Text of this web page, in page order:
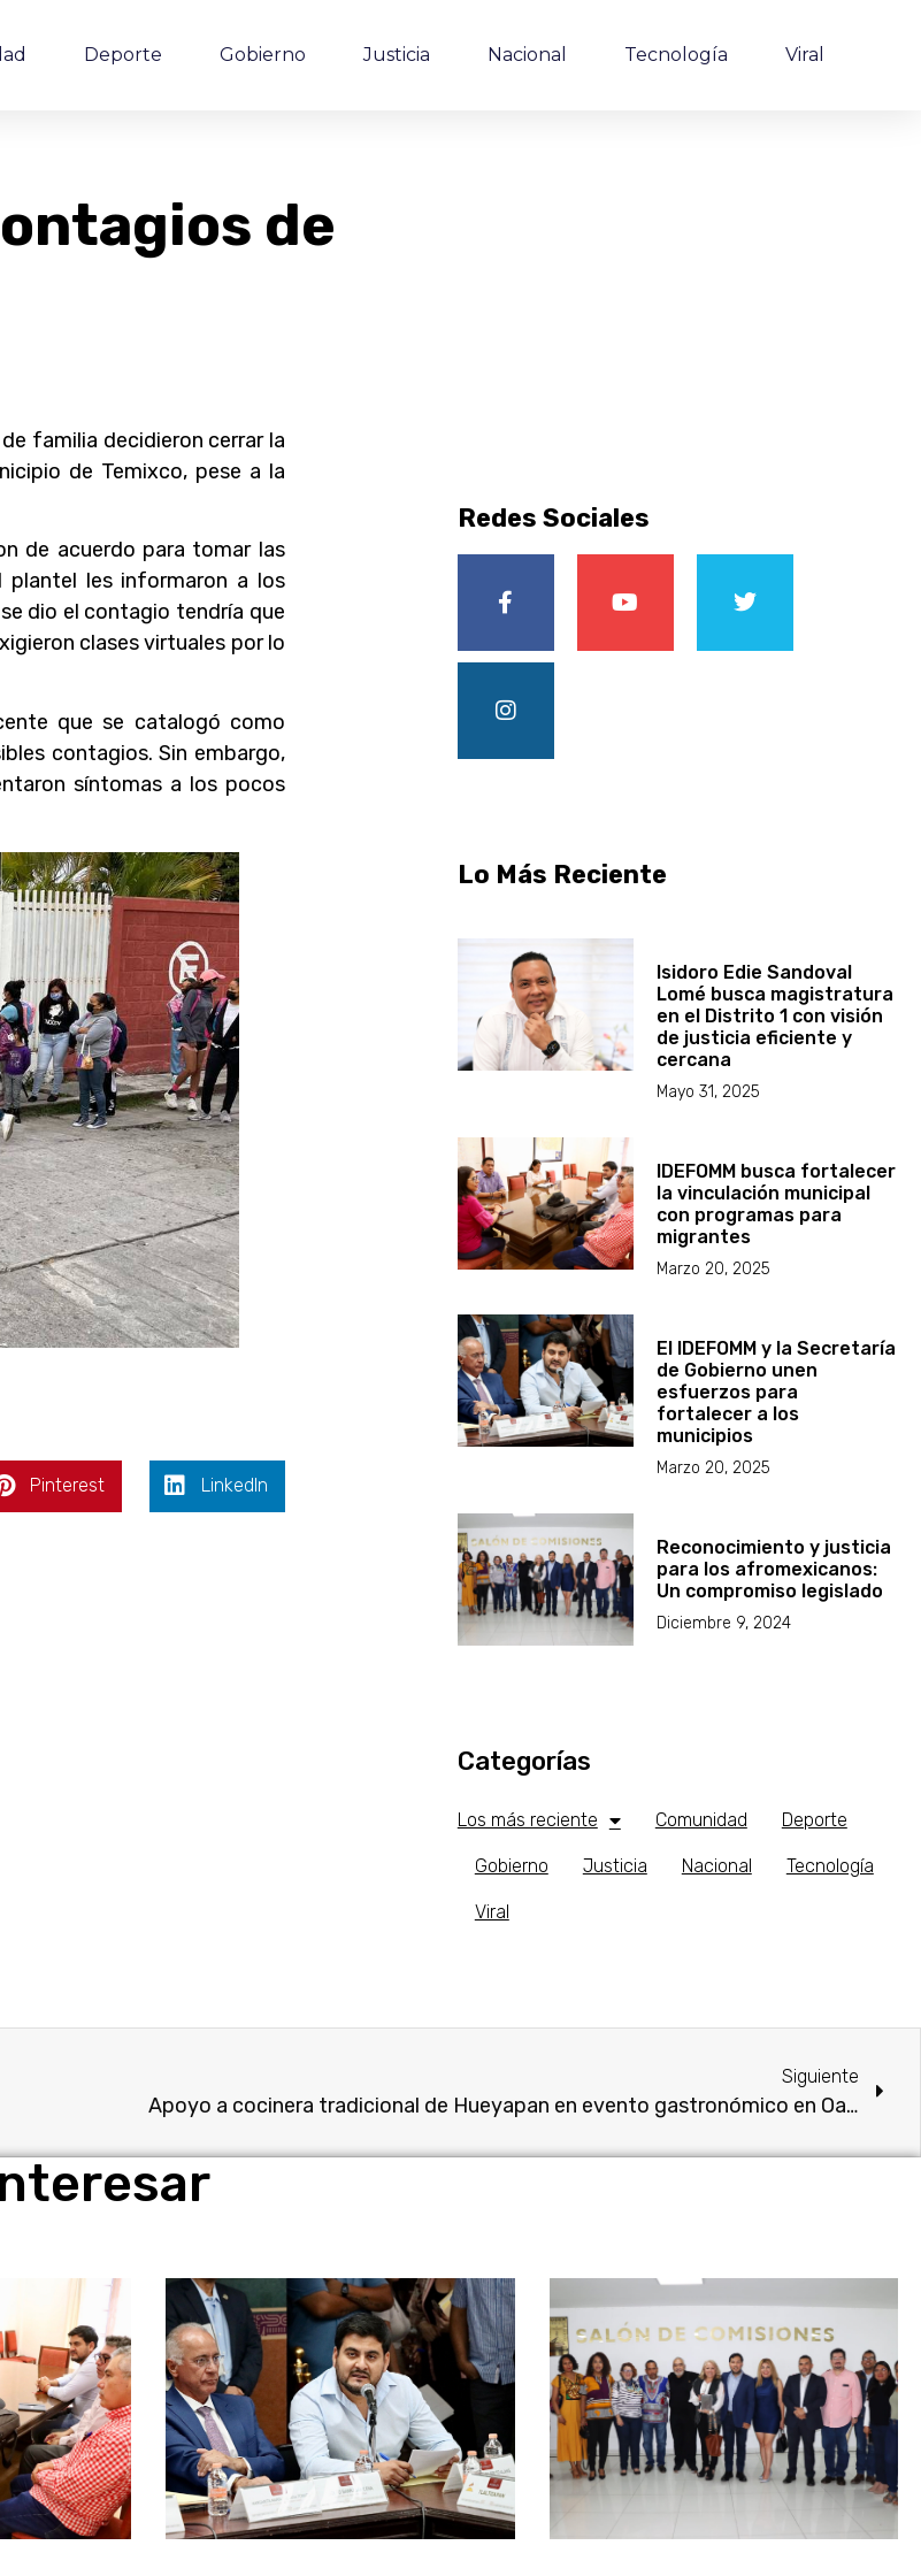
Deporte Gobierno Justicia Nacional Tecnología Viral
de
familia decidieron cerrar la
de Temixco, pese a la
de acuerdo para tomar las
plantel les informaron a los
dio el contagio tendría que
clases virtuales por lo
que se catalogó como
contagios. Sin embargo,
síntomas a los pocos
Pinterest LinkedIn
Redes Sociales
Lo Más Reciente
Isidoro Edie Sandoval
Lomé busca magistratura
en el Distrito 1 con visión
de justicia eficiente y
cercana
Mayo 31, 2025
IDEFOMM busca fortalecer
la vinculación municipal
con programas para
migrantes
Marzo 20, 2025
El IDEFOMM y la Secretaría
de Gobierno unen
esfuerzos para
fortalecer a los
municipios
Marzo 20, 2025
Reconocimiento y justicia
para los afromexicanos:
Un compromiso legislado
Diciembre 9, 2024
Categorías
Los más reciente Comunidad Deporte
Gobierno Justicia Nacional Tecnología
Viral
Siguiente
Apoyo a cocinera tradicional de Hueyapan en evento gastronómico en Oaxaca